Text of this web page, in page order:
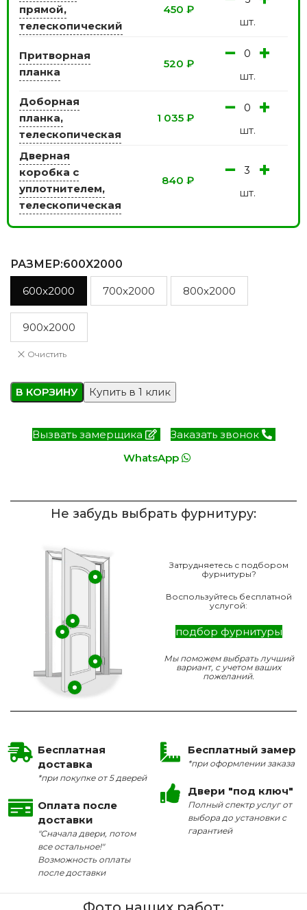
прямой,
телескопический
450 ₽
шт.
Притворная
планка
520 ₽ − +
шт.
Доборная
планка,
телескопическая
1 035 ₽ − +
шт.
Дверная
коробка с
уплотнителем,
телескопическая
840 ₽ − +
шт.
РАЗМЕР:600X2000
600x2000 700x2000 800x2000
900x2000
Очистить
В КОРЗИНУ Купить в 1 клик
Вызвать замерщика
Заказать звонок
WhatsApp
Не забудь выбрать фурнитуру:
Затрудняетесь с подбором
фурнитуры?
Воспользуйтесь бесплатной
услугой:
подбор фурнитуры
Мы поможем выбрать лучший
вариант, с учетом ваших
пожеланий.
Бесплатная
доставка
*при покупке от 5 дверей
Оплата после
доставки
"Сначала двери, потом
все остальное!"
Возможность оплаты
после доставки
Бесплатный замер
*при оформлении заказа
Двери "под ключ"
Полный спектр услуг от
выбора до установки с
гарантией